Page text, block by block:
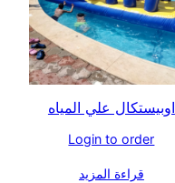
اوبيستكال علي المياه
Login to order
قراءة المزيد